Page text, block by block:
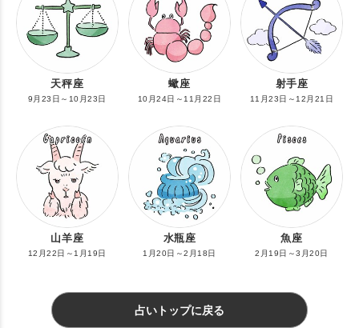
天秤座
9月23日～10月23日
蠍座
10月24日～11月22日
射手座
11月23日～12月21日
山羊座
12月22日～1月19日
水瓶座
1月20日～2月18日
魚座
2月19日～3月20日
占いトップに戻る